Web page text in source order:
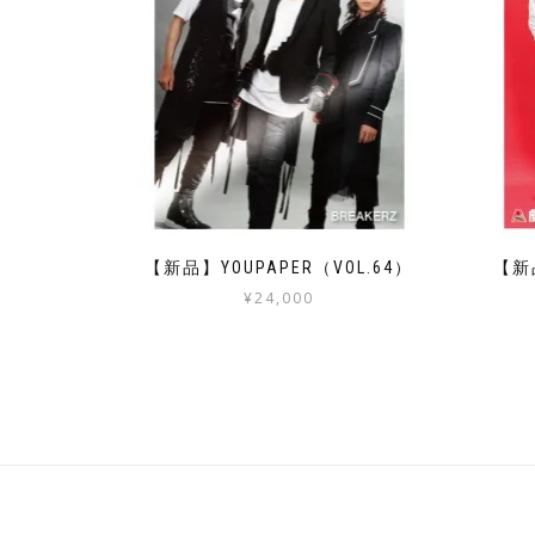
【新品】YOUPAPER（VOL.64）
¥24,000
【